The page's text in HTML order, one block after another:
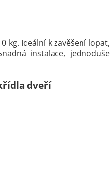
kg. Ideální k zavěšení lopat,
instalace, jednoduše
dveří